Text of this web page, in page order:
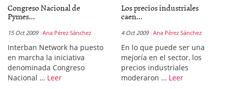
Congreso Nacional de
Pymes...
15 Oct 2009 Ana Pérez Sánchez
Interban Network ha puesto
en marcha la iniciativa
denominada Congreso
Nacional … Leer
Los precios industriales
caen...
4 Oct 2009 Ana Pérez Sánchez
En lo que puede ser una
mejoría en el sector, los
precios industriales
moderaron … Leer